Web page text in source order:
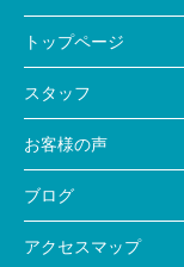
トップページ
スタッフ
お客様の声
ブログ
アクセスマップ